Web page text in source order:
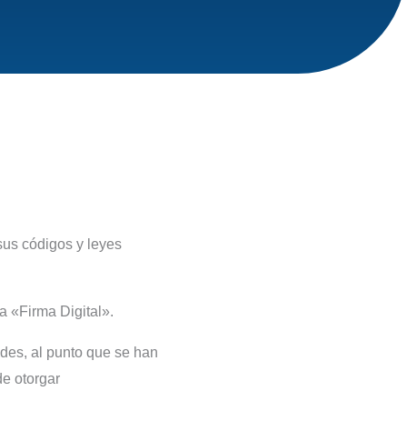
códigos y leyes
«Firma Digital».
al punto que se han
otorgar